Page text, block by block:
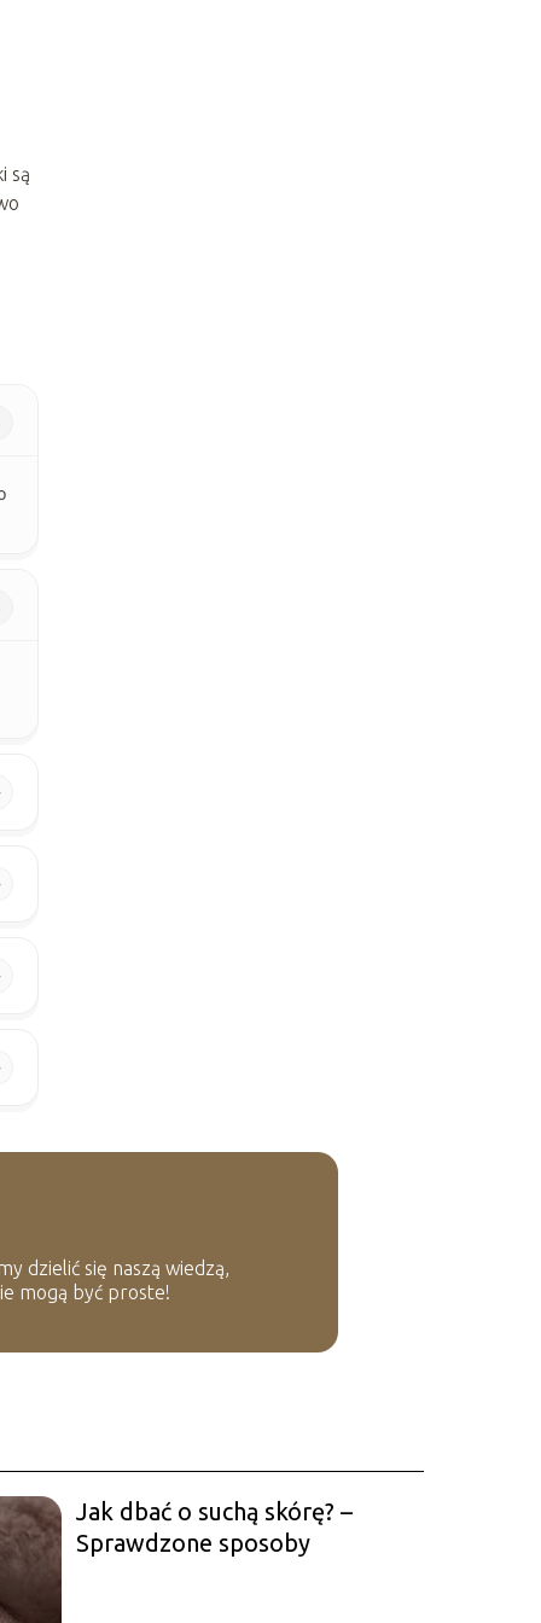
są
dzielić się naszą wiedzą,
mogą być proste!
Jak dbać o suchą skórę? –
Sprawdzone sposoby